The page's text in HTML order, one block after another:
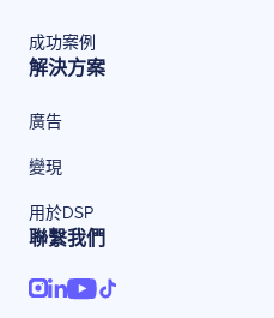
解決方案
廣告
變現
用於DSP
成功案例
聯繫我們